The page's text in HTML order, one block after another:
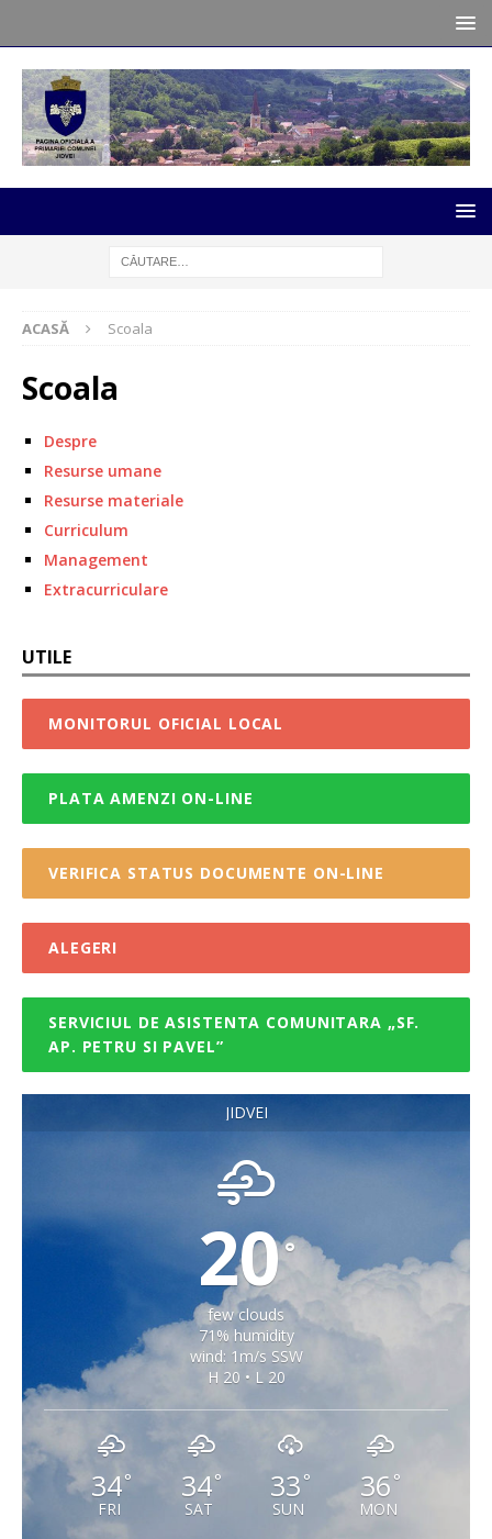
ACASĂ Scoala
Scoala
Despre
Resurse umane
Resurse materiale
Curriculum
Management
Extracurriculare
UTILE
MONITORUL OFICIAL LOCAL
PLATA AMENZI ON-LINE
VERIFICA STATUS DOCUMENTE ON-LINE
ALEGERI
SERVICIUL DE ASISTENTA COMUNITARA „SF.
AP. PETRU SI PAVEL”
JIDVEI
20°
few clouds
71% humidity
wind: 1m/s SSW
H 20 • L 20
34°
FRI
34°
SAT
33 °
SUN
36 °
MON